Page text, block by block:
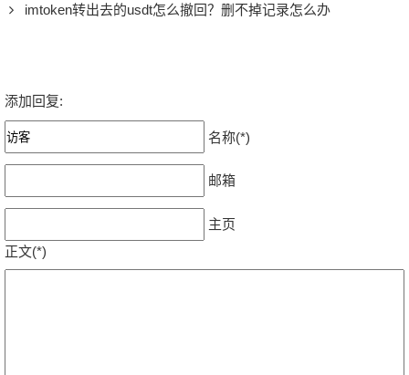
imtoken转出去的usdt怎么撤回？删不掉记录怎么办
添加回复:
名称(*)
邮箱
主页
正文(*)